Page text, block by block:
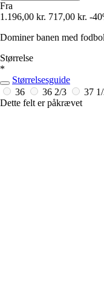
Fra
1.196,00 kr. 717,00 kr. -
Dominer banen med
Størrelse
*
Størrelsesguide
36
36 2/3 37
Dette felt er påkrævet